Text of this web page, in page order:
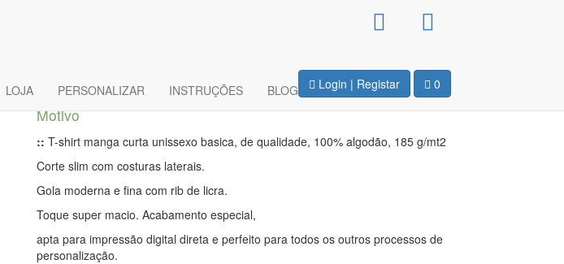
Login | Registar 0
LOJA PERSONALIZAR INSTRUÇÕES BLOG
Mom in The World
Motivo
:: T-shirt manga curta unissexo basica, de qualidade, 100% algodão, 185 g/mt2
Corte slim com costuras laterais.
Gola moderna e fina com rib de licra.
Toque super macio. Acabamento especial,
apta para impressão digital direta e perfeito para todos os outros processos de
personalização.